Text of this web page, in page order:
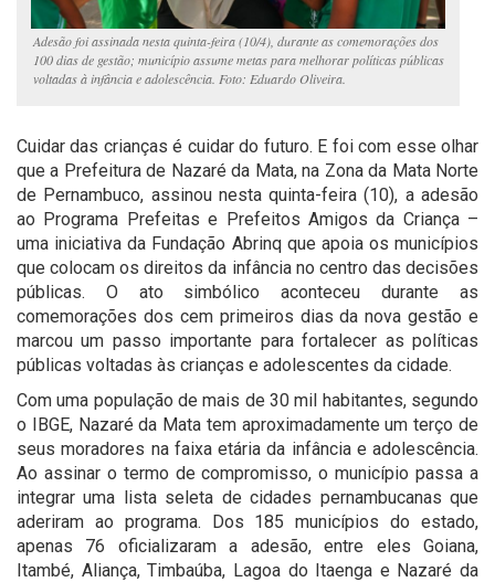
Adesão foi assinada nesta quinta-feira (10/4), durante as comemorações dos
100 dias de gestão; município assume metas para melhorar políticas públicas
voltadas à infância e adolescência. Foto: Eduardo Oliveira.
Cuidar das crianças é cuidar do futuro. E foi com esse olhar
que a Prefeitura de Nazaré da Mata, na Zona da Mata Norte
de Pernambuco, assinou nesta quinta-feira (10), a adesão
ao Programa Prefeitas e Prefeitos Amigos da Criança –
uma iniciativa da Fundação Abrinq que apoia os municípios
que colocam os direitos da infância no centro das decisões
públicas. O ato simbólico aconteceu durante as
comemorações dos cem primeiros dias da nova gestão e
marcou um passo importante para fortalecer as políticas
públicas voltadas às crianças e adolescentes da cidade.
Com uma população de mais de 30 mil habitantes, segundo
o IBGE, Nazaré da Mata tem aproximadamente um terço de
seus moradores na faixa etária da infância e adolescência.
Ao assinar o termo de compromisso, o município passa a
integrar uma lista seleta de cidades pernambucanas que
aderiram ao programa. Dos 185 municípios do estado,
apenas 76 oficializaram a adesão, entre eles Goiana,
Itambé, Aliança, Timbaúba, Lagoa do Itaenga e Nazaré da